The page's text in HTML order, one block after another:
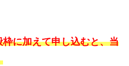
に加えて申し込むと、当